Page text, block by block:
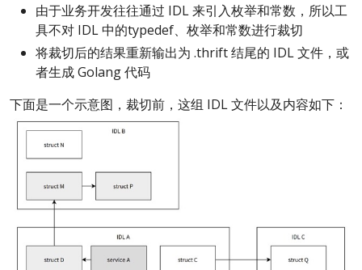
由于业务开发往往通过 IDL 来引入枚举和常数，所以工
具不对 IDL 中的typedef、枚举和常数进行裁切
将裁切后的结果重新输出为 .thrift 结尾的 IDL 文件，或
者生成 Golang 代码
下面是一个示意图，裁切前，这组 IDL 文件以及内容如下：